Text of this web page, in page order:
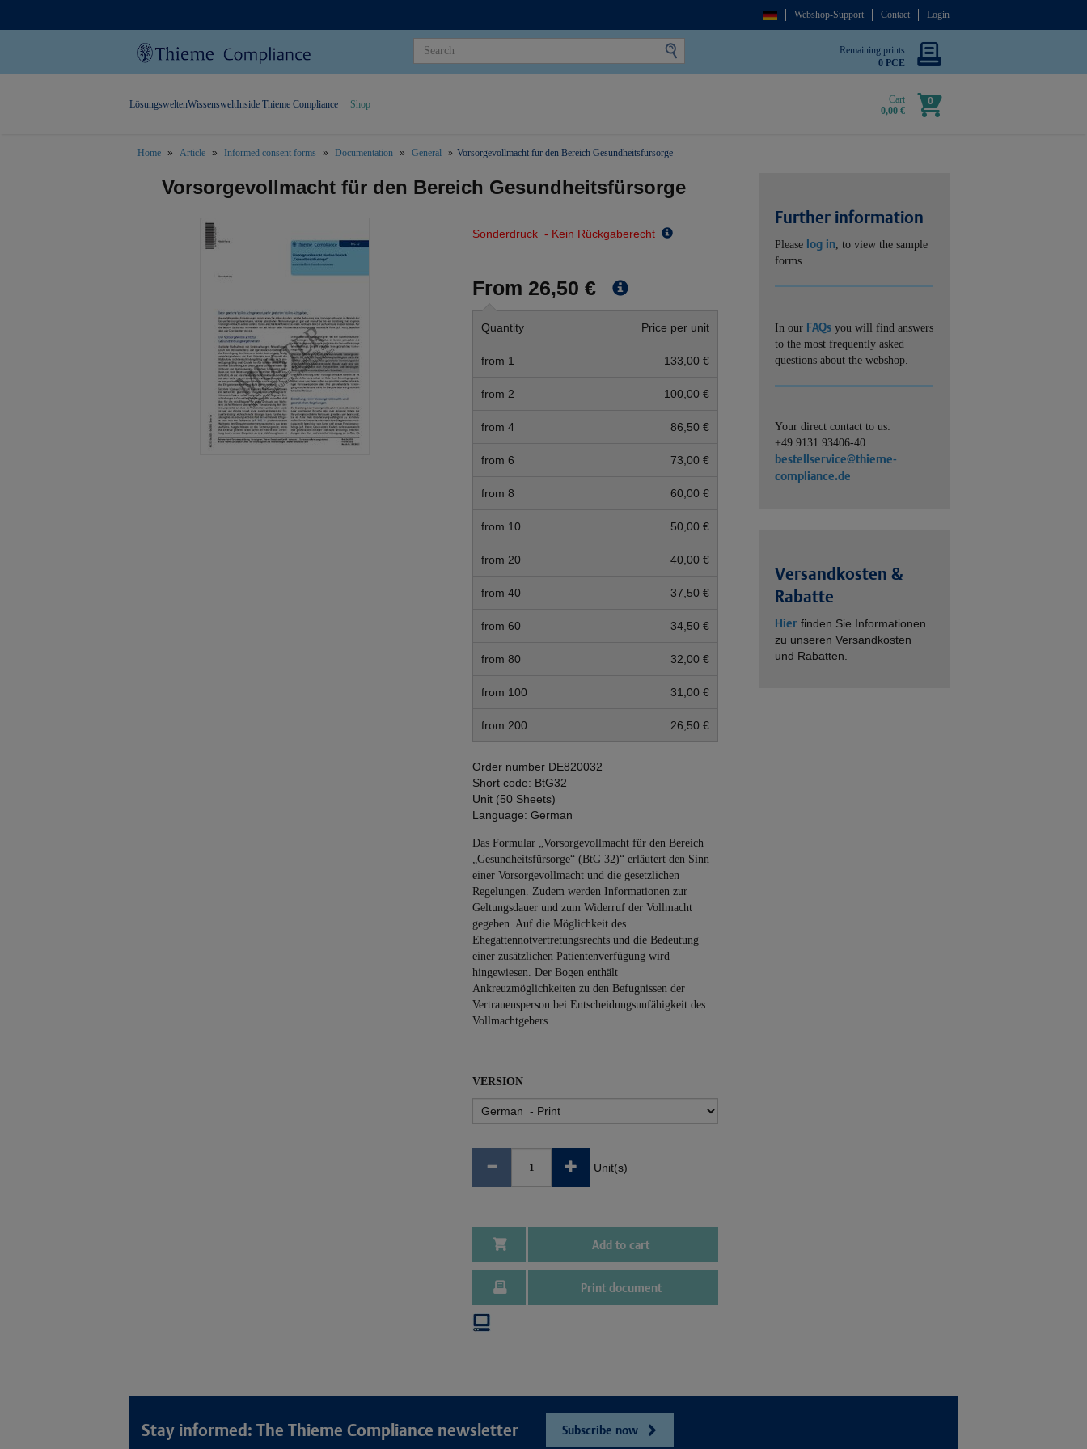
Webshop-Support Contact Login
Remaining prints
0 PCE
Cart
0,00 €
0
LösungsweltenWissensweltInside Thieme Compliance Shop
Home Article Informed consent forms Documentation General Vorsorgevollmacht für den Bereich Gesundheitsfürsorge
Vorsorgevollmacht für den Bereich Gesundheitsfürsorge
Sonderdruck - Kein Rückgaberecht
From 26,50 €
Quantity Price per unit
from 1 133,00 €
from 2 100,00 €
from 4 86,50 €
from 6 73,00 €
from 8 60,00 €
from 10 50,00 €
from 20 40,00 €
from 40 37,50 €
from 60 34,50 €
from 80 32,00 €
from 100 31,00 €
from 200 26,50 €
Order number DE820032
Short code: BtG32
Unit (50 Sheets)
Language: German
Das Formular „Vorsorgevollmacht für den Bereich
„Gesundheitsfürsorge“ (BtG 32)“ erläutert den Sinn
einer Vorsorgevollmacht und die gesetzlichen
Regelungen. Zudem werden Informationen zur
Geltungsdauer und zum Widerruf der Vollmacht
gegeben. Auf die Möglichkeit des
Ehegattennotvertretungsrechts und die Bedeutung
einer zusätzlichen Patientenverfügung wird
hingewiesen. Der Bogen enthält
Ankreuzmöglichkeiten zu den Befugnissen der
Vertrauensperson bei Entscheidungsunfähigkeit des
Vollmachtgebers.
VERSION
Unit(s)
Add to cart
Print document
Further information
Please log in, to view the sample
forms.
In our FAQs you will find answers
to the most frequently asked
questions about the webshop.
Your direct contact to us:
+49 9131 93406-40
bestellservice@thieme-
compliance.de
Versandkosten &
Rabatte
Hier finden Sie Informationen
zu unseren Versandkosten
und Rabatten.
Stay informed: The Thieme Compliance newsletter Subscribe now